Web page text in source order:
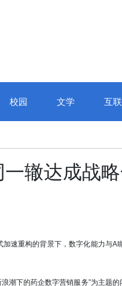
校园 文学 互
辙达成战
重构的背景下，数字化能力与AI
潮下的药企数字营销服务”为主题